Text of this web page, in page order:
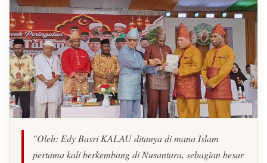
"Oleh: Edy Basri KALAU ditanya di mana Islam
pertama kali berkembang di Nusantara, sebagian besar